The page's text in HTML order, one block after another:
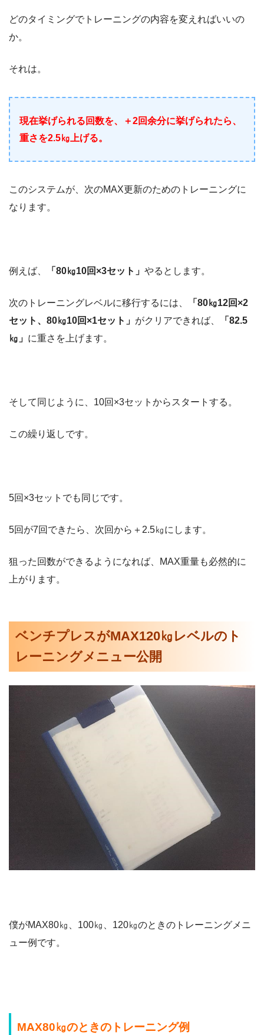
どのタイミングでトレーニングの内容を変えればいいの
か。
それは。
現在挙げられる回数を、＋2回余分に挙げられたら、
重さを2.5㎏上げる。
このシステムが、次のMAX更新のためのトレーニングに
なります。
例えば、 「80㎏10回×3セット」 やるとします。
次のトレーニングレベルに移行するには、
「80㎏12回×2
セット、80㎏10回×1セット」 がクリアできれば、
「82.5
㎏」 に重さを上げます。
そして同じように、10回×3セットからスタートする。
この繰り返しです。
5回×3セットでも同じです。
5回が7回できたら、次回から＋2.5㎏にします。
狙った回数ができるようになれば、MAX重量も必然的に
上がります。
ベンチプレスがMAX120㎏レベルのト
レーニングメニュー公開
僕がMAX80㎏、100㎏、120㎏のときのトレーニングメニ
ュー例です。
MAX80㎏のときのトレーニング例